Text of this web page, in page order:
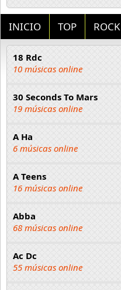
INICIO TOP ROCK
18 Rdc
10 músicas online
30 Seconds To Mars
19 músicas online
A Ha
6 músicas online
A Teens
16 músicas online
Abba
68 músicas online
Ac Dc
55 músicas online